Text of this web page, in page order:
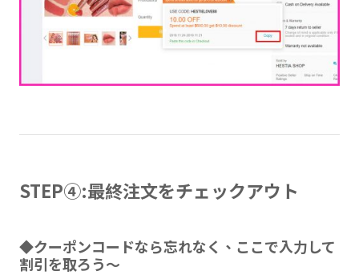
STEP④:最終注文をチェックアウト
◆クーポンコードなら忘れなく、ここで入力して
割引を取ろう～